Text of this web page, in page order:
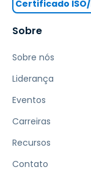
Sobre
Sobre nós
Liderança
Eventos
Carreiras
Recursos
Contato
Certificado ISO/